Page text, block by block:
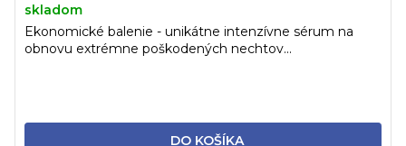
skladom
DO KOŠÍKA
Ekonomické balenie - unikátne intenzívne sérum na
obnovu extrémne poškodených nechtov...